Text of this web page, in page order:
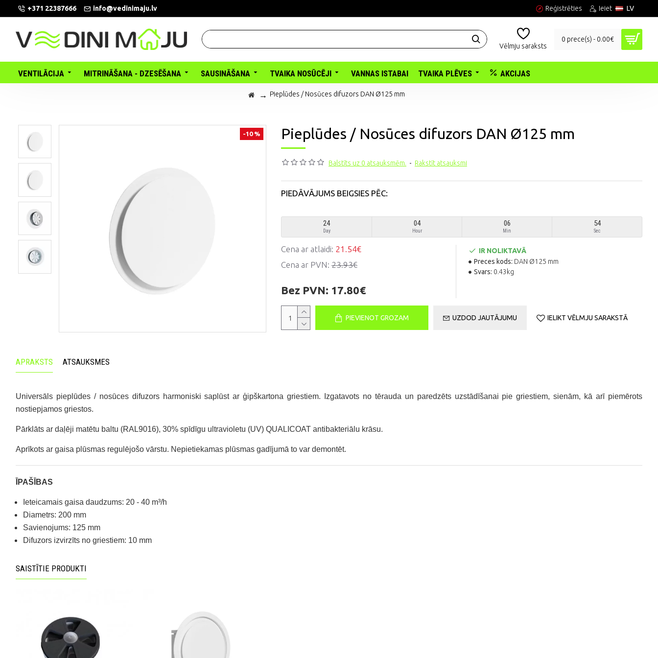
+371 22387666 info@vedinimaju.lv LV
Reģistrēties Ieiet
Vēlmju saraksts
0 prece(s) - 0.00€
VENTILĀCIJA MITRINĀŠANA - DZESĒŠANA SAUSINĀŠANA TVAIKA NOSŪCĒJI VANNAS ISTABAI TVAIKA PLĒVES AKCIJAS
Pieplūdes / Nosūces difuzors DAN Ø125 mm
-10 % Pieplūdes / Nosūces difuzors DAN Ø125 mm
Balstīts uz 0 atsauksmēm. - Rakstīt atsauksmi
PIEDĀVĀJUMS BEIGSIES PĒC:
24
Day
04
Hour
06
Min
53
Sec
Cena ar atlaidi: 21.54€
Cena ar PVN: 23.93€
Bez PVN: 17.80€
IR NOLIKTAVĀ
Preces kods: DAN Ø125 mm
Svars: 0.43kg
PIEVIENOT GROZAM UZDOD JAUTĀJUMU IELIKT VĒLMJU SARAKSTĀ
APRAKSTS ATSAUKSMES
Universāls pieplūdes / nosūces difuzors harmoniski saplūst ar ģipškartona griestiem. Izgatavots no tērauda un paredzēts uzstādīšanai pie griestiem, sienām, kā arī piemērots
nostiepjamos griestos.
Pārklāts ar daļēji matētu baltu (RAL9016), 30% spīdīgu ultravioletu (UV) QUALICOAT antibakteriālu krāsu.
Aprīkots ar gaisa plūsmas regulējošo vārstu. Nepietiekamas plūsmas gadījumā to var demontēt.
ĪPAŠĪBAS
Ieteicamais gaisa daudzums: 20 - 40 m³/h
Diametrs: 200 mm
Savienojums: 125 mm
Difuzors izvirzīts no griestiem: 10 mm
SAISTĪTIE PRODUKTI